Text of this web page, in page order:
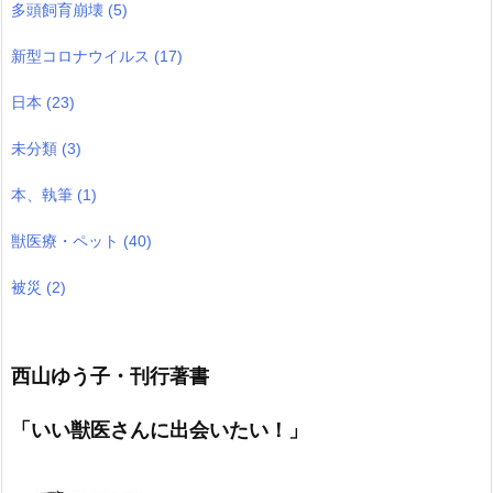
多頭飼育崩壊 (5)
新型コロナウイルス (17)
日本 (23)
未分類 (3)
本、執筆 (1)
獣医療・ペット (40)
被災 (2)
西山ゆう子・刊行著書
「いい獣医さんに出会いたい！」